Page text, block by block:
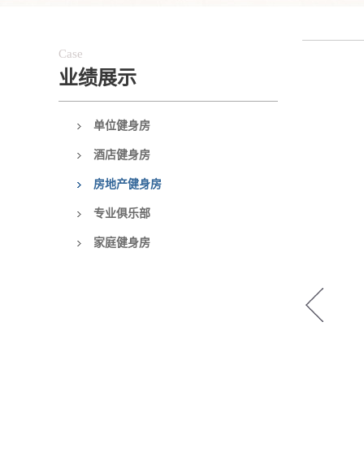
业绩展示
Case
单位健身房
酒店健身房
房地产健身房
专业俱乐部
家庭健身房